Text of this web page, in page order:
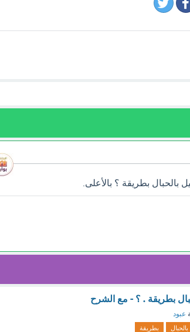
بطريقة ؟ بالأعلى.
بطريقة . ؟ - مع الشرح
عبود
بالحبال بطريقة